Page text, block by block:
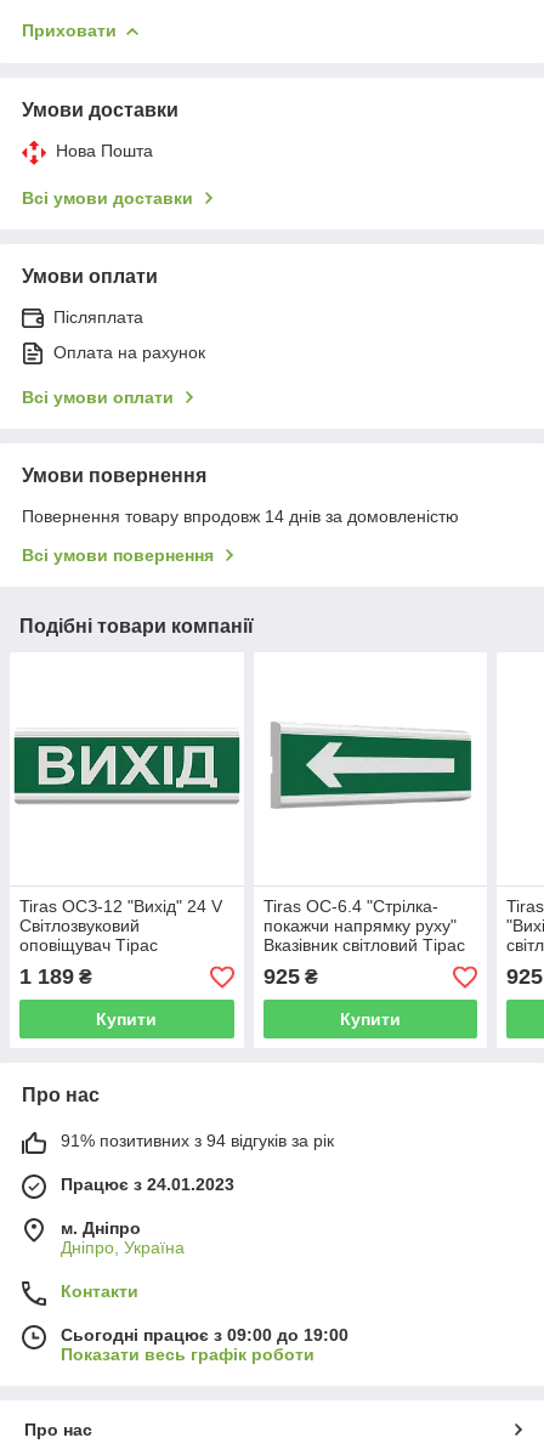
Приховати
Умови доставки
Нова Пошта
Всі умови доставки
Умови оплати
Післяплата
Оплата на рахунок
Всі умови оплати
Умови повернення
Повернення товару впродовж 14 днів за домовленістю
Всі умови повернення
Подібні товари компанії
Tiras ОСЗ-12 "Вихід" 24 V
Світлозвуковий
оповіщувач Тірас
1 189 ₴
Купити
Tiras ОС-6.4 "Стрілка-
покажчи напрямку руху"
Вказівник світловий Тірас
925₴
Купити
925
Про нас
91% позитивних з 94 відгуків за рік
Працює з 24.01.2023
м. Дніпро
Дніпро, Україна
Контакти
Сьогодні працює з 09:00 до 19:00
Показати весь графік роботи
Про нас